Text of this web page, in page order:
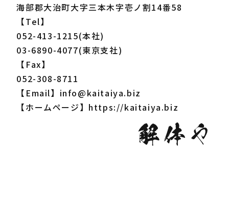
海部郡大治町大字三本木字壱ノ割14番58
【Tel】
052-413-1215(本社)
03-6890-4077(東京支社)
【Fax】
052-308-8711
【Email】info@kaitaiya.biz
【ホームページ】https://kaitaiya.biz
解体や